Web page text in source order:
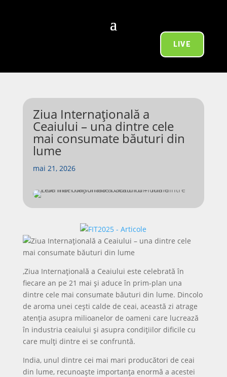
LIVE
Ziua Internațională a
Ceaiului – una dintre cele
mai consumate băuturi din
lume
mai 21, 2026
,Ziua Internațională a Ceaiului este celebrată în
fiecare an pe 21 mai și aduce în prim-plan una
dintre cele mai consumate băuturi din lume. Dincolo
de aroma unei cești calde de ceai, această zi atrage
atenția asupra milioanelor de oameni care lucrează
în industria ceaiului și asupra condițiilor dificile cu
care mulți dintre ei se confruntă.
India, unul dintre cei mai mari producători de ceai
din lume, recunoaște importanța enormă a acestei